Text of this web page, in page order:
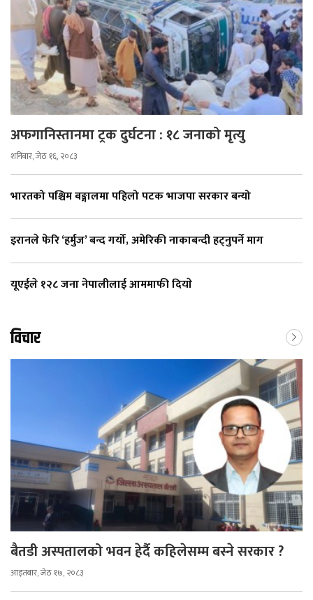
अफगानिस्तानमा ट्रक दुर्घटना : १८ जनाको मृत्यु
शनिबार, जेठ १६, २०८३
भारतको पश्चिम बङ्गालमा पहिलो पटक भाजपा सरकार बन्यो
इरानले फेरि ‘हर्मुज’ बन्द गर्यो, अमेरिकी नाकाबन्दी हट्नुपर्ने माग
यूएईले १२८ जना नेपालीलाई आममाफी दियाे
विचार
बैतडी अस्पतालको भवन हेर्दै कहिलेसम्म बस्ने सरकार ?
आइतबार, जेठ १७, २०८३